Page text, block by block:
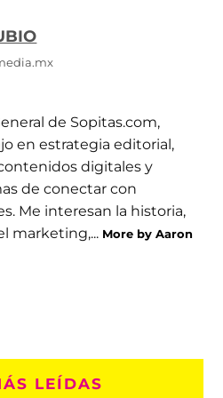
de Sopitas.com,
en estrategia editorial,
digitales y
de conectar con
Me interesan la historia,
marketing,... More by Aaron
LEÍDAS